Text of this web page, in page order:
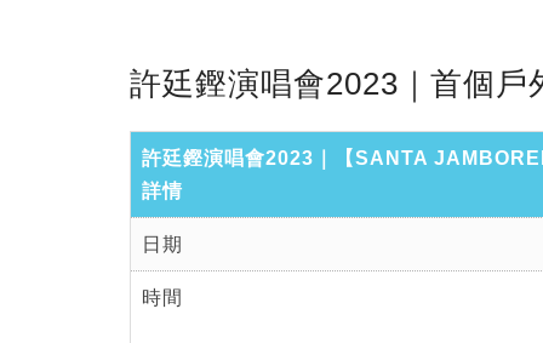
許廷鏗演唱會2023｜首個戶
許廷鏗演唱會2023｜【SANTA
詳情
日期
時間